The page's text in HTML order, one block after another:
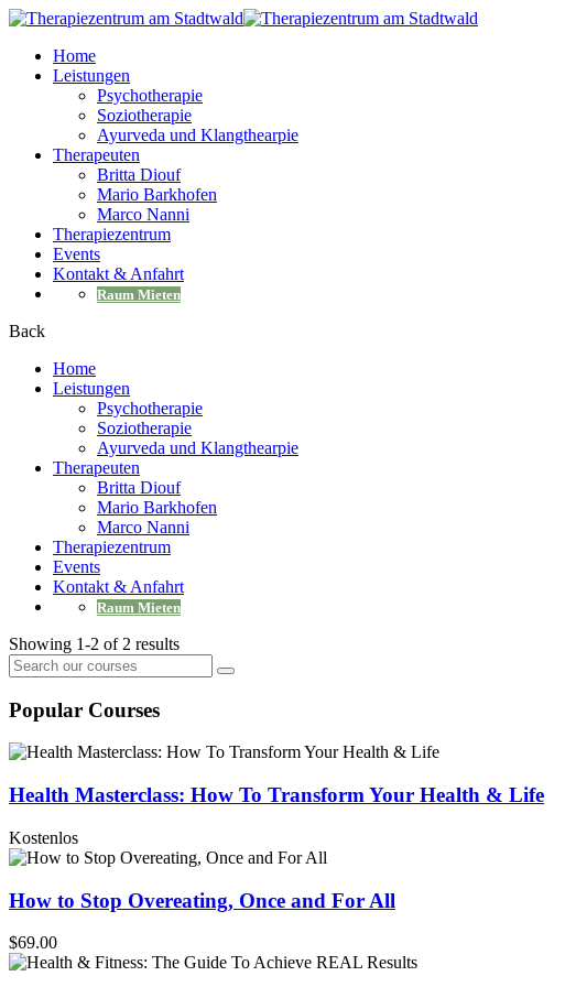
Home
Leistungen
Psychotherapie
Soziotherapie
Ayurveda und Klangthearpie
Therapeuten
Britta Diouf
Mario Barkhofen
Marco Nanni
Therapiezentrum
Events
Kontakt & Anfahrt
Raum Mieten
Back
Home
Leistungen
Psychotherapie
Soziotherapie
Ayurveda und Klangthearpie
Therapeuten
Britta Diouf
Mario Barkhofen
Marco Nanni
Therapiezentrum
Events
Kontakt & Anfahrt
Raum Mieten
Showing 1-2 of 2 results
Popular Courses
Health Masterclass: How To Transform Your Health & Life
Kostenlos
How to Stop Overeating, Once and For All
$69.00